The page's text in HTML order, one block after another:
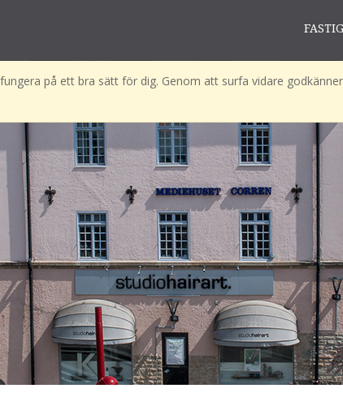
på ett bra sätt för dig. Genom att surfa vidare